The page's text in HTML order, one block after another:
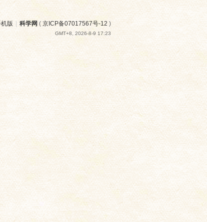
版 科学网 ( 京ICP备07017567号-12 )
GMT+8, 2026-8-9 17:23